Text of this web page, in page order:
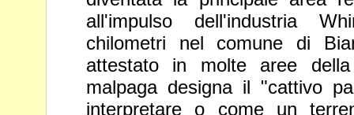
all'impulso dell'industria
chilometri nel comune di
attestato in molte aree
malpaga designa il "cattivo
interpretare o come un